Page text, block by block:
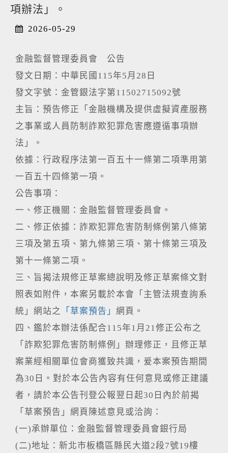
項辦法」。
2026-05-29
金融監督管理委員會 公告
發文日期：中華民國115年5月28日
發文字號：金管銀法字第11502715092號
主旨：預告修正「金融機構及提供虛擬資產服務
之事業或人員防制詐欺犯罪危害應遵循事項辦
法」。
依據：行政程序法第一百五十一條第二項準用第
一百五十四條第一項。
公告事項：
一、修正機關：金融監督管理委員會。
二、修正依據：詐欺犯罪危害防制條例第八條第
三項及第五項、第九條第三項、第十條第三項及
第十一條第二項。
三、旨揭法規修正草案總說明及修正草案條文對
照表如附件，本案另載於本會「主管法規查詢系
統」網站之
「草案預告」 網頁。
四、鑑於本辦法係配合115年1月21修正公布之
「詐欺犯罪危害防制條例」辦理修正，且修正草
案業經相關單位會商獲致共識，爰本案預告期間
為30日。對於本公告內容有任何意見或修正建議
者，請於本公告刊登公報翌日起30日內於前揭
「草案預告」網頁陳述意見或洽詢：
(一)承辦單位：金融監督管理委員會銀行局
(二)地址：新北市板橋區縣民大道2段7號19樓